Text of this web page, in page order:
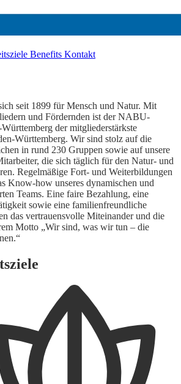
Benefits Kontakt
seit 1899 für Mensch und Natur. Mit
und Fördernden ist der NABU-
der mitgliederstärkste
Württemberg. Wir sind stolz auf die
in rund 230 Gruppen sowie auf unsere
die sich täglich für den Natur- und
Regelmäßige Fort- und Weiterbildungen
Know-how unseres dynamischen und
Teams. Eine faire Bezahlung, eine
sowie eine familienfreundliche
das vertrauensvolle Miteinander und die
Motto „Wir sind, was wir tun – die